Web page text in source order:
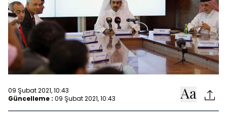
09 Şubat 2021, 10:43
Güncelleme : 09 Şubat 2021, 10:43